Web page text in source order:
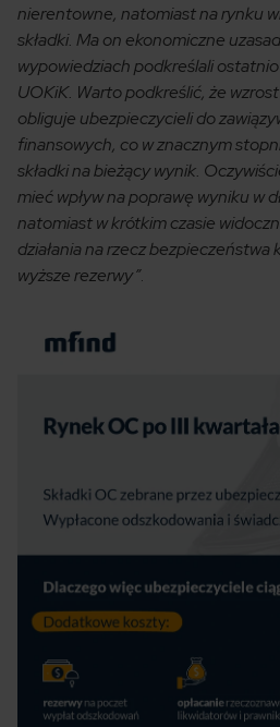
nierentowne, natomiast na rynku
składki. Ma on ekonomiczne
wypowiedziach podkreślali
UOKiK. Warto podkreślić, że
obliguje ubezpieczycieli do
finansowych, co w znacznym
składki na bieżący wynik.
mieć wpływ na poprawę wyniku w
natomiast w krótkim czasie
działania na rzecz
wyższe rezerwy”.